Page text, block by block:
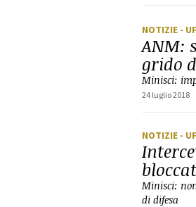
NOTIZIE -
ANM:
grido
Minisci:
24 luglio 2018
NOTIZIE -
Minisci:
di difesa